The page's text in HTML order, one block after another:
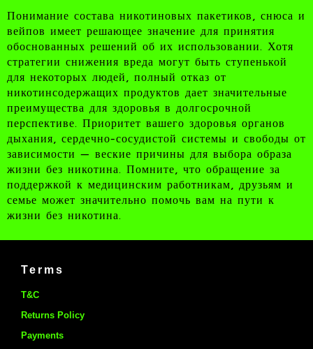
Понимание состава никотиновых пакетиков, снюса и
вейпов имеет решающее значение для принятия
обоснованных решений об их использовании. Хотя
стратегии снижения вреда могут быть ступенькой
для некоторых людей, полный отказ от
никотинсодержащих продуктов дает значительные
преимущества для здоровья в долгосрочной
перспективе. Приоритет вашего здоровья органов
дыхания, сердечно-сосудистой системы и свободы от
зависимости — веские причины для выбора образа
жизни без никотина. Помните, что обращение за
поддержкой к медицинским работникам, друзьям и
семье может значительно помочь вам на пути к
жизни без никотина.
Terms
T&C
Returns Policy
Payments